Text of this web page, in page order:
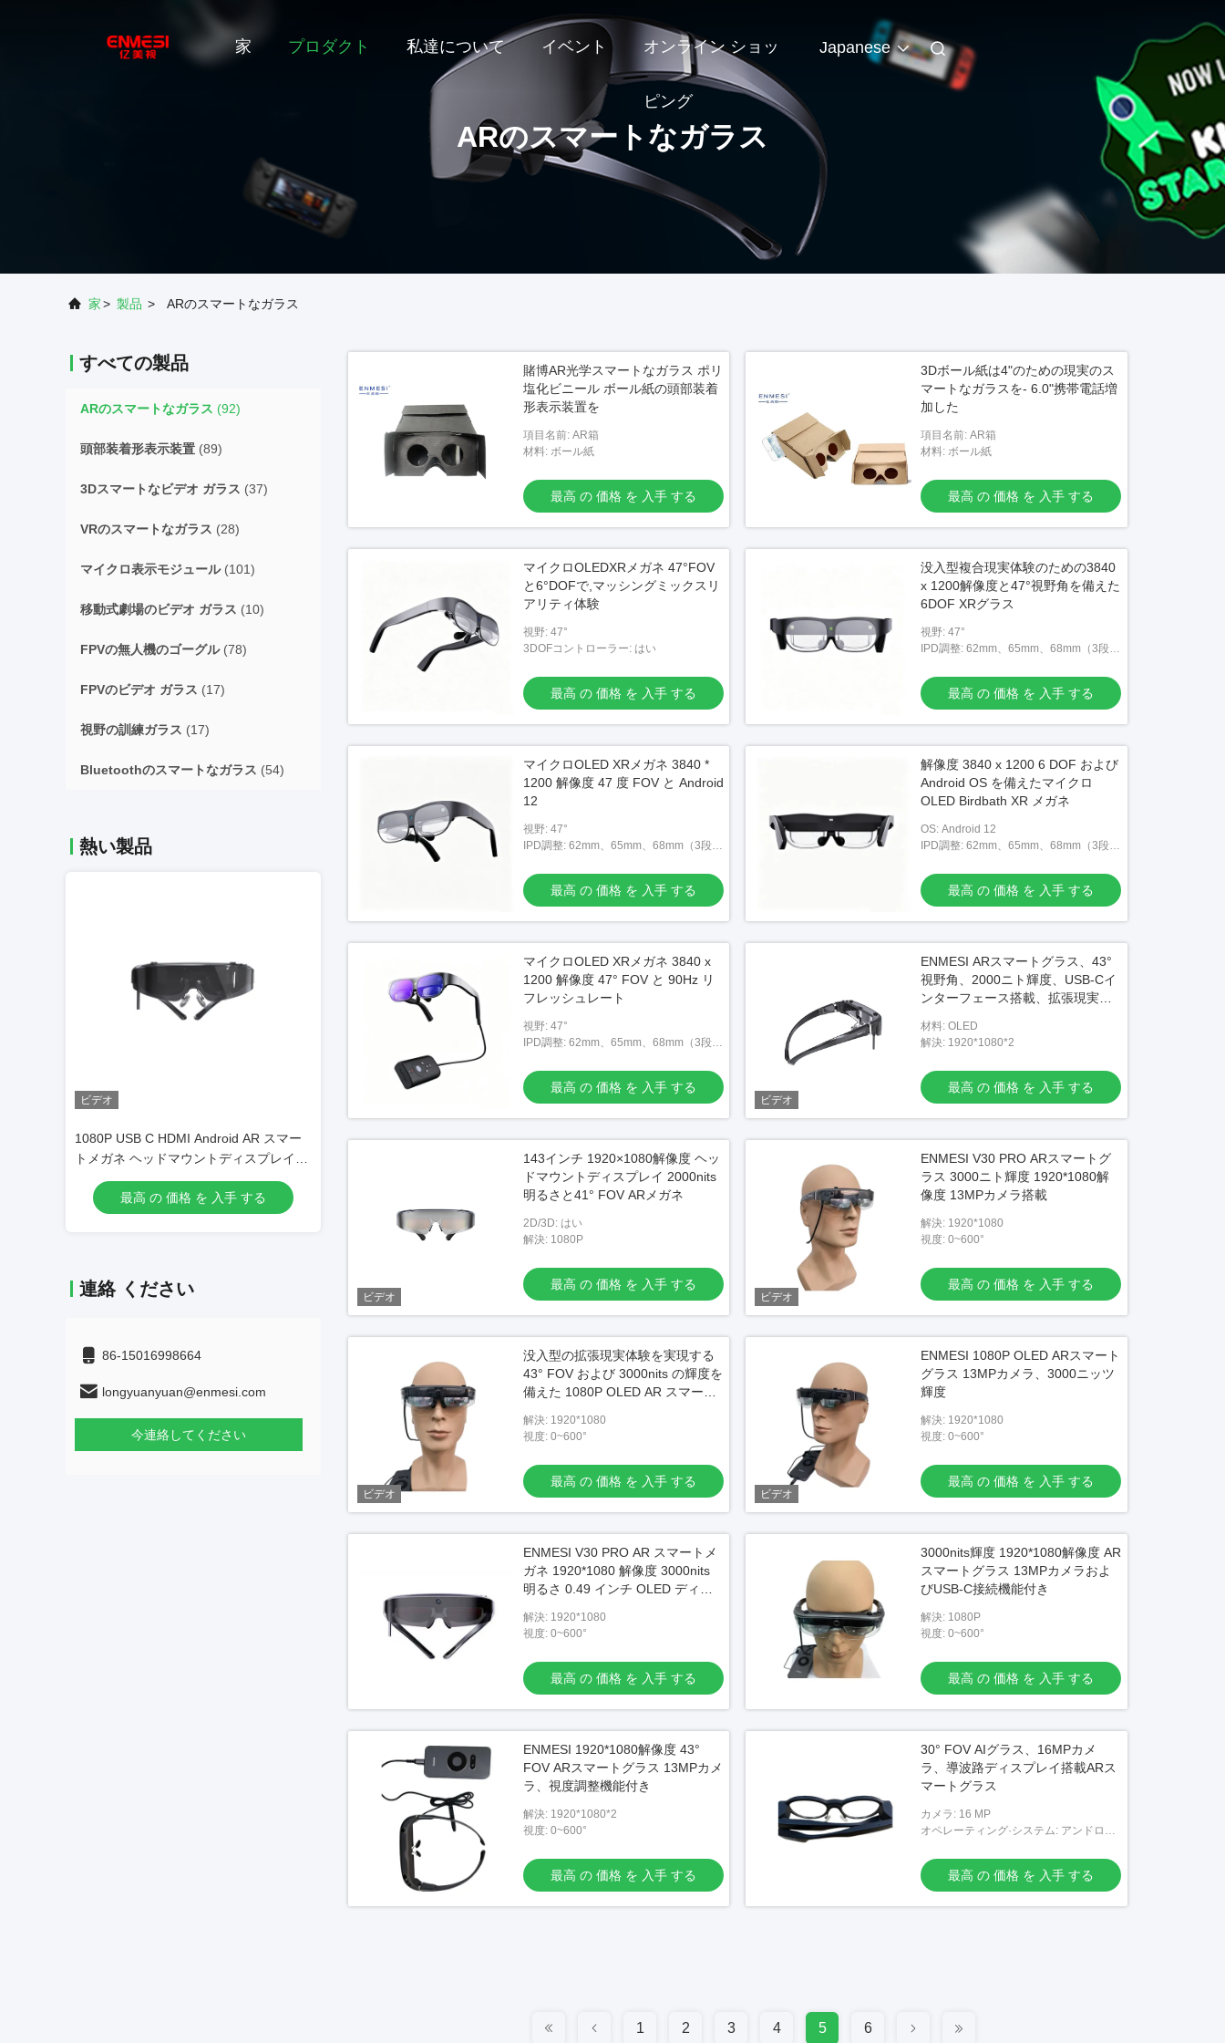
家 プロダクト 私達について イベント オンライン ショッ
ピング
Japanese
ARのスマートなガラス
家> 製品 > ARのスマートなガラス
すべての製品
ARのスマートなガラス (92)
頭部装着形表示装置 (89)
3Dスマートなビデオ ガラス (37)
VRのスマートなガラス (28)
マイクロ表示モジュール(101)
移動式劇場のビデオ ガラス (10)
FPVの無人機のゴーグル(78)
FPVのビデオ ガラス (17)
視野の訓練ガラス (17)
Bluetoothのスマートなガラス (54)
熱い製品
41度FOV HDMI HMDは電話/コンピュー
タのための現実ガラスを増加した
最高 の 価格 を 入手 する
AR/VR スマートメガネ Android 11
連絡 ください
86-15016998664
longyuanyuan@enmesi.com
今連絡してください
賭博AR光学スマートなガラス ポリ
塩化ビニール ボール紙の頭部装着
形表示装置を
項目名前: AR箱
材料: ボール紙
最高 の 価格 を 入手 する
3Dボール紙は4"のための現実のス
マートなガラスを- 6.0"携帯電話増
加した
項目名前: AR箱
材料: ボール紙
最高 の 価格 を 入手 する
マイクロOLEDXRメガネ 47°FOV
と6°DOFで,マッシングミックスリ
アリティ体験
視野: 47°
3DOFコントローラー: はい
最高 の 価格 を 入手 する
没入型複合現実体験のための3840
x 1200解像度と47°視野角を備えた
6DOF XRグラス
視野: 47°
IPD調整: 62mm、65mm、68mm（3段階
最高 の 価格 を 入手 する
マイクロOLED XRメガネ 3840 *
1200 解像度 47 度 FOV と Android
12
視野: 47°
IPD調整: 62mm、65mm、68mm（3段階
最高 の 価格 を 入手 する
解像度 3840 x 1200 6 DOF および
Android OS を備えたマイクロ
OLED Birdbath XR メガネ
OS: Android 12
IPD調整: 62mm、65mm、68mm（3段階
最高 の 価格 を 入手 する
マイクロOLED XRメガネ 3840 x
1200 解像度 47° FOV と 90Hz リ
フレッシュレート
視野: 47°
IPD調整: 62mm、65mm、68mm（3段階
最高 の 価格 を 入手 する
ビデオ
ENMESI ARスマートグラス、43°
視野角、2000ニト輝度、USB-Cイ
ンターフェース搭載、拡張現実体
材料: OLED
解決: 1920*1080*2
最高 の 価格 を 入手 する
ビデオ
143インチ 1920×1080解像度 ヘッ
ドマウントディスプレイ 2000nits
明るさと41° FOV ARメガネ
2D/3D: はい
解決: 1080P
最高 の 価格 を 入手 する
ビデオ
ENMESI V30 PRO ARスマートグ
ラス 3000ニト輝度 1920*1080解
像度 13MPカメラ搭載
解決: 1920*1080
視度: 0~600°
最高 の 価格 を 入手 する
ビデオ
没入型の拡張現実体験を実現する
43° FOV および 3000nits の輝度を
備えた 1080P OLED AR スマート
解決: 1920*1080
視度: 0~600°
最高 の 価格 を 入手 する
ビデオ
ENMESI 1080P OLED ARスマート
グラス 13MPカメラ、3000ニッツ
輝度
解決: 1920*1080
視度: 0~600°
最高 の 価格 を 入手 する
ENMESI V30 PRO AR スマートメ
ガネ 1920*1080 解像度 3000nits
明るさ 0.49 インチ OLED ディス
解決: 1920*1080
視度: 0~600°
最高 の 価格 を 入手 する
3000nits輝度 1920*1080解像度 AR
スマートグラス 13MPカメラおよ
びUSB-C接続機能付き
解決: 1080P
視度: 0~600°
最高 の 価格 を 入手 する
ENMESI 1920*1080解像度 43°
FOV ARスマートグラス 13MPカメ
ラ、視度調整機能付き
解決: 1920*1080*2
視度: 0~600°
最高 の 価格 を 入手 する
30° FOV AIグラス、16MPカメ
ラ、導波路ディスプレイ搭載ARス
マートグラス
カメラ: 16 MP
オペレーティング·システム: アンドロイ
最高 の 価格 を 入手 する
1 2 3 4 5 6